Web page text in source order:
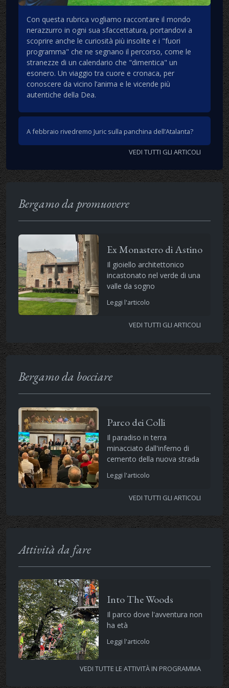
Con questa rubrica vogliamo raccontare il mondo
nerazzurro in ogni sua sfaccettatura, portandovi a
scoprire anche le curiosità più insolite e i "fuori
programma" che ne segnano il percorso, come le
stranezze di un calendario che "dimentica" un
esonero. Un viaggio tra cuore e cronaca, per
conoscere da vicino l’anima e le vicende più
autentiche della Dea.
A febbraio rivedremo Juric sulla panchina dell’Atalanta?
VEDI TUTTI GLI ARTICOLI
Bergamo da promuovere
Ex Monastero di Astino
Il gioiello architettonico
incastonato nel verde di una
valle da sogno
Leggi l'articolo
VEDI TUTTI GLI ARTICOLI
Bergamo da bocciare
Parco dei Colli
Il paradiso in terra
minacciato dall'inferno di
cemento della nuova strada
Leggi l'articolo
VEDI TUTTI GLI ARTICOLI
Attività da fare
Into The Woods
Il parco dove l'avventura non
ha età
Leggi l'articolo
VEDI TUTTE LE ATTIVITÀ IN PROGRAMMA